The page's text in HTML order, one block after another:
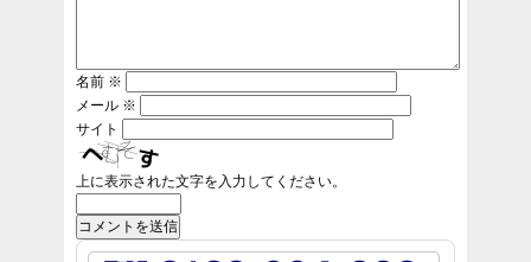
名前 ※
メール ※
サイト
上に表示された文字を入力してください。